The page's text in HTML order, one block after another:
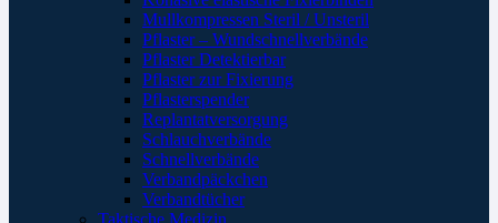
Mullkompressen Steril / Unsteril
Pflaster – Wundschnellverbände
Pflaster Detektierbar
Pflaster zur Fixierung
Pflasterspender
Replantatversorgung
Schlauchverbände
Schnellverbände
Verbandpäckchen
Verbandtücher
Taktische Medizin